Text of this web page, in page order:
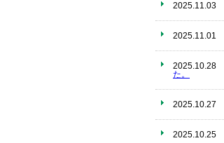
2025.11.03
2025.11.01
2025.10.28
た。
2025.10.27
2025.10.25